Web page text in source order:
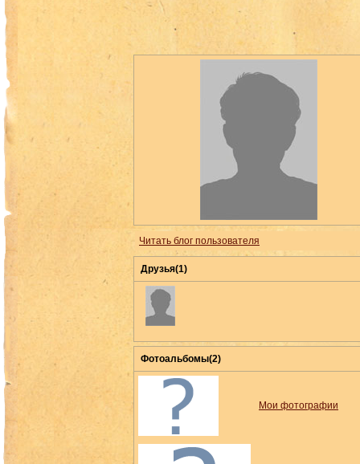
Читать блог пользователя
Друзья(1)
Фотоальбомы(2)
Мои фотографии